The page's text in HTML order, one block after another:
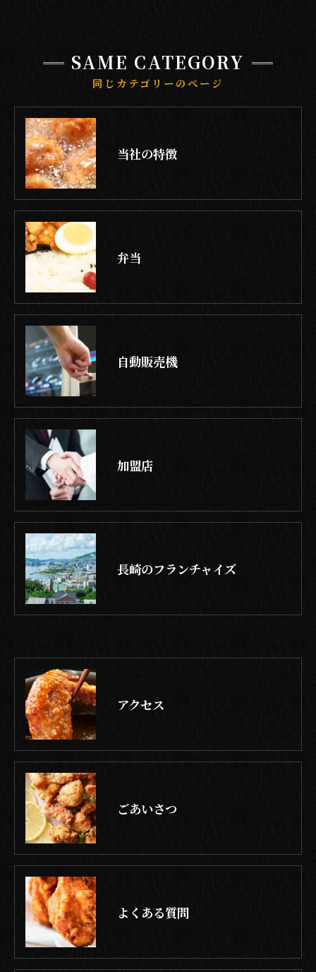
同じカテゴリーのページ
SAME CATEGORY
当社の特徴
弁当
自動販売機
加盟店
長崎のフランチャイズ
アクセス
ごあいさつ
よくある質問